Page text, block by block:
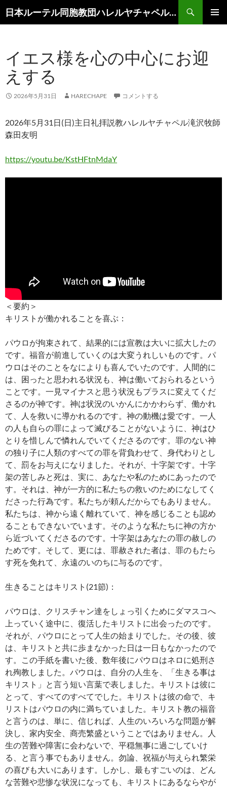
ン
日本ルーテル同胞教団ハレルヤチャペル滝沢
索
イエス様を心の中心にお迎
えする
2026年5月31日 HARECHAPE コメントする
2026年5月31日(日)主日礼拝説教ハレルヤチャペル滝沢牧師
森田友明
https://youtu.be/KstHFtnMdaY
＜要約＞
キリストが働かれることを喜ぶ：
パウロが拘束されて、結果的には宣教は大いに拡大したの
です。福音が前進していくのは大変うれしいものです。パ
ウロはそのことをなによりも喜んでいたのです。人間的に
は、困ったと思われる状況も、神は働いておられるという
ことです。一見マイナスと思う状況もプラスに変えてくだ
さるのが神です。神は状況のいかんにかかわらず、働かれ
て、人を救いに導かれるのです。神の動機は愛です。一人
の人も自らの罪によって滅びることがないように、神はひ
とりを惜しんで憐れんでいてくださるのです。罪のない神
の独り子に人類のすべての罪を背負わせて、身代わりとし
て、罰をお与えになりました。それが、十字架です。十字
架の苦しみと死は、実に、あなたや私のためにあったので
す。それは、神が一方的に私たちの救いのためになしてく
ださった行為です。私たちが頼んだからでもありません。
私たちは、神から遠く離れていて、神を感じることも認め
ることもできないでいます。そのような私たちに神の方か
ら近づいてくださるのです。十字架はあなたの罪の赦しの
ためです。そして、更には、罪赦された者は、罪のもたら
す死を免れて、永遠のいのちに与るのです。
生きることはキリスト(21節)：
パウロは、クリスチャン達をしょっ引くためにダマスコへ
上っていく途中に、復活したキリストに出会ったのです。
それが、パウロにとって人生の始まりでした。その後、彼
は、キリストと共に歩まなかった日は一日もなかったので
す。この手紙を書いた後、数年後にパウロはネロに処刑さ
れ殉教しました。パウロは、自分の人生を、「生きる事は
キリスト」と言う短い言葉で表しました。キリストは彼に
とって、すべてのすべてでした。キリストは彼の命で、キ
リストはパウロの内に満ちていました。キリスト教の福音
と言うのは、単に、信じれば、人生のいろいろな問題が解
決し、家内安全、商売繁盛ということではありません。人
生の苦難や障害に会わないで、平穏無事に過ごしていけ
る、と言う事でもありません。勿論、祝福が与えられ繁栄
の喜びも大いにあります。しかし、最もすごいのは、どん
な苦難や悲惨な状況になっても、キリストにあるならやが